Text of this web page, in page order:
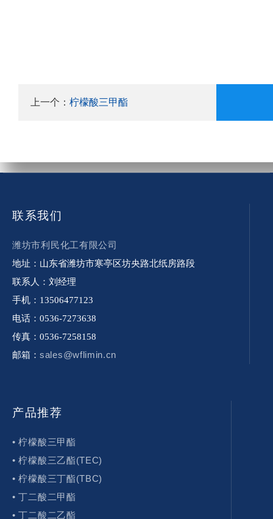
上一个： 柠檬酸三甲酯
联系我们
潍坊市利民化工有限公司
地址：山东省潍坊市寒亭区坊央路北纸房路段
联系人：刘经理
手机：13506477123
电话：0536-7273638
传真：0536-7258158
邮箱： sales@wflimin.cn
产品推荐
• 柠檬酸三甲酯
• 柠檬酸三乙酯(TEC)
• 柠檬酸三丁酯(TBC)
• 丁二酸二甲酯
• 丁二酸二乙酯